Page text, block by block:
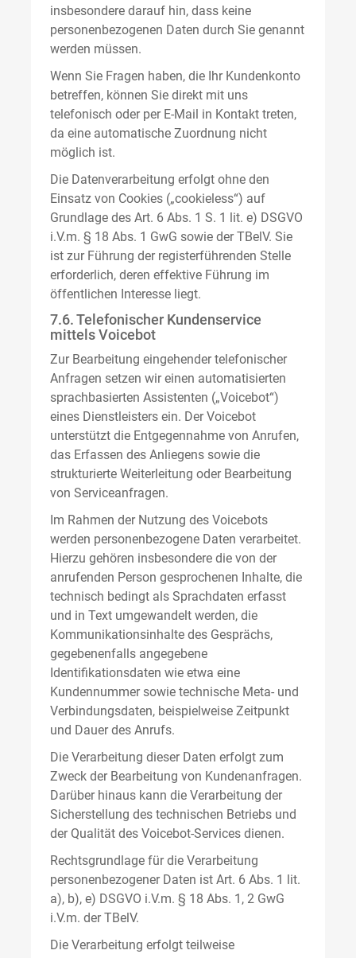
insbesondere darauf hin, dass keine
personenbezogenen Daten durch Sie genannt
werden müssen.
Wenn Sie Fragen haben, die Ihr Kundenkonto
betreffen, können Sie direkt mit uns
telefonisch oder per E-Mail in Kontakt treten,
da eine automatische Zuordnung nicht
möglich ist.
Die Datenverarbeitung erfolgt ohne den
Einsatz von Cookies („cookieless“) auf
Grundlage des Art. 6 Abs. 1 S. 1 lit. e) DSGVO
i.V.m. § 18 Abs. 1 GwG sowie der TBelV. Sie
ist zur Führung der registerführenden Stelle
erforderlich, deren effektive Führung im
öffentlichen Interesse liegt.
7.6. Telefonischer Kundenservice
mittels Voicebot
Zur Bearbeitung eingehender telefonischer
Anfragen setzen wir einen automatisierten
sprachbasierten Assistenten („Voicebot“)
eines Dienstleisters ein. Der Voicebot
unterstützt die Entgegennahme von Anrufen,
das Erfassen des Anliegens sowie die
strukturierte Weiterleitung oder Bearbeitung
von Serviceanfragen.
Im Rahmen der Nutzung des Voicebots
werden personenbezogene Daten verarbeitet.
Hierzu gehören insbesondere die von der
anrufenden Person gesprochenen Inhalte, die
technisch bedingt als Sprachdaten erfasst
und in Text umgewandelt werden, die
Kommunikationsinhalte des Gesprächs,
gegebenenfalls angegebene
Identifikationsdaten wie etwa eine
Kundennummer sowie technische Meta- und
Verbindungsdaten, beispielweise Zeitpunkt
und Dauer des Anrufs.
Die Verarbeitung dieser Daten erfolgt zum
Zweck der Bearbeitung von Kundenanfragen.
Darüber hinaus kann die Verarbeitung der
Sicherstellung des technischen Betriebs und
der Qualität des Voicebot-Services dienen.
Rechtsgrundlage für die Verarbeitung
personenbezogener Daten ist Art. 6 Abs. 1 lit.
a), b), e) DSGVO i.V.m. § 18 Abs. 1, 2 GwG
i.V.m. der TBelV.
Die Verarbeitung erfolgt teilweise